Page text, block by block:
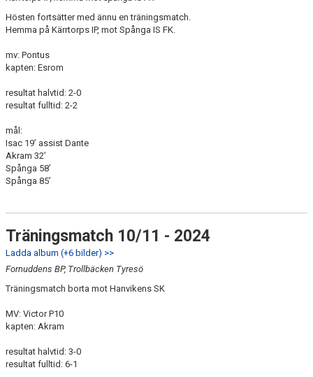
Hösten fortsätter med ännu en träningsmatch.
Hemma på Kärrtorps IP, mot Spånga IS FK.
mv: Pontus
kapten: Esrom
resultat halvtid: 2-0
resultat fulltid: 2-2
mål:
Isac 19’ assist Dante
Akram 32’
Spånga 58’
Spånga 85’
Träningsmatch 10/11 - 2024
Ladda album (+6 bilder) >>
Fornuddens BP, Trollbäcken Tyresö
Träningsmatch borta mot Hanvikens SK
MV: Victor P10
kapten: Akram
resultat halvtid: 3-0
resultat fulltid: 6-1